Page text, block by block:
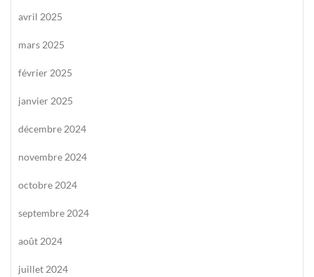
avril 2025
mars 2025
février 2025
janvier 2025
décembre 2024
novembre 2024
octobre 2024
septembre 2024
août 2024
juillet 2024